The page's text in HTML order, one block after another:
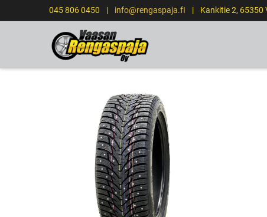
045 806 0450 | info@rengaspaja.fI | Kankitie 2, 65350